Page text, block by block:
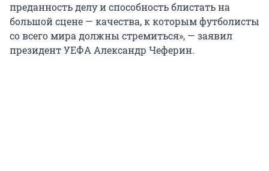
преданность делу и способность блистать на
большой сцене — качества, к которым футболисты
со всего мира должны стремиться», — заявил
президент УЕФА Александр Чеферин.